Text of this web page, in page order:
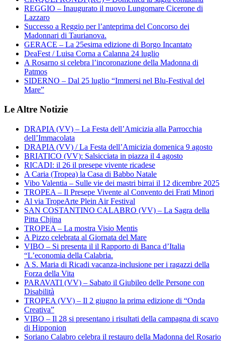
REGGIO – Inaugurato il nuovo Lungomare Cicerone di
Lazzaro
Successo a Reggio per l’anteprima del Concorso dei
Madonnari di Taurianova.
GERACE – La 25esima edizione di Borgo Incantato
DeaFest / Luisa Corna a Calanna 24 luglio
A Rosarno si celebra l’incoronazione della Madonna di
Patmos
SIDERNO – Dal 25 luglio “Immersi nel Blu-Festival del
Mare”
Le Altre Notizie
DRAPIA (VV) – La Festa dell’Amicizia alla Parrocchia
dell’Immacolata
DRAPIA (VV) / La Festa dell’Amicizia domenica 9 agosto
BRIATICO (VV): Salsicciata in piazza il 4 agosto
RICADI: il 26 il presepe vivente ricadese
A Caria (Tropea) la Casa di Babbo Natale
Vibo Valentia – Sulle vie dei mastri birrai il 12 dicembre 2025
TROPEA – Il Presepe Vivente al Convento dei Frati Minori
Al via TropeArte Plein Air Festival
SAN COSTANTINO CALABRO (VV) – La Sagra della
Pitta Chjina
TROPEA – La mostra Visio Mentis
A Pizzo celebrata al Giornata del Mare
VIBO – Si presenta il il Rapporto di Banca d’Italia
“L’economia della Calabria.
A S. Maria di Ricadi vacanza-inclusione per i ragazzi della
Forza della Vita
PARAVATI (VV) – Sabato il Giubileo delle Persone con
Disabilità
TROPEA (VV) – Il 2 giugno la prima edizione di “Onda
Creativa”
VIBO – Il 28 si presentano i risultati della campagna di scavo
di Hipponion
Soriano Calabro celebra il restauro della Madonna del Rosario